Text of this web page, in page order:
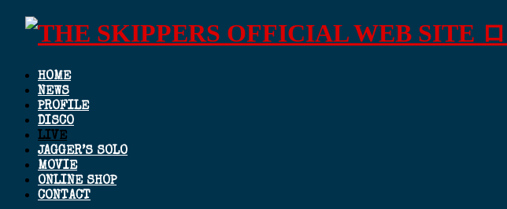
HOME
NEWS
PROFILE
DISCO
LIVE
JAGGER’S SOLO
MOVIE
ONLINE SHOP
CONTACT